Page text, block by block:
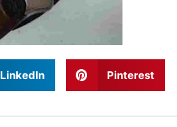
LinkedIn Pinterest